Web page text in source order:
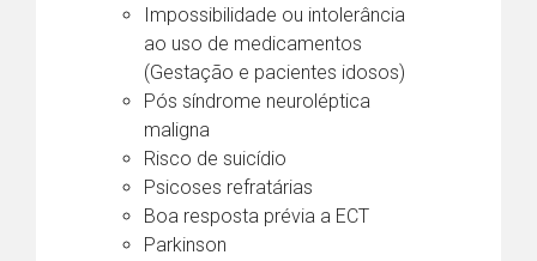
Impossibilidade ou intolerância
ao uso de medicamentos
(Gestação e pacientes idosos)
Pós síndrome neuroléptica
maligna
Risco de suicídio
Psicoses refratárias
Boa resposta prévia a ECT
Parkinson